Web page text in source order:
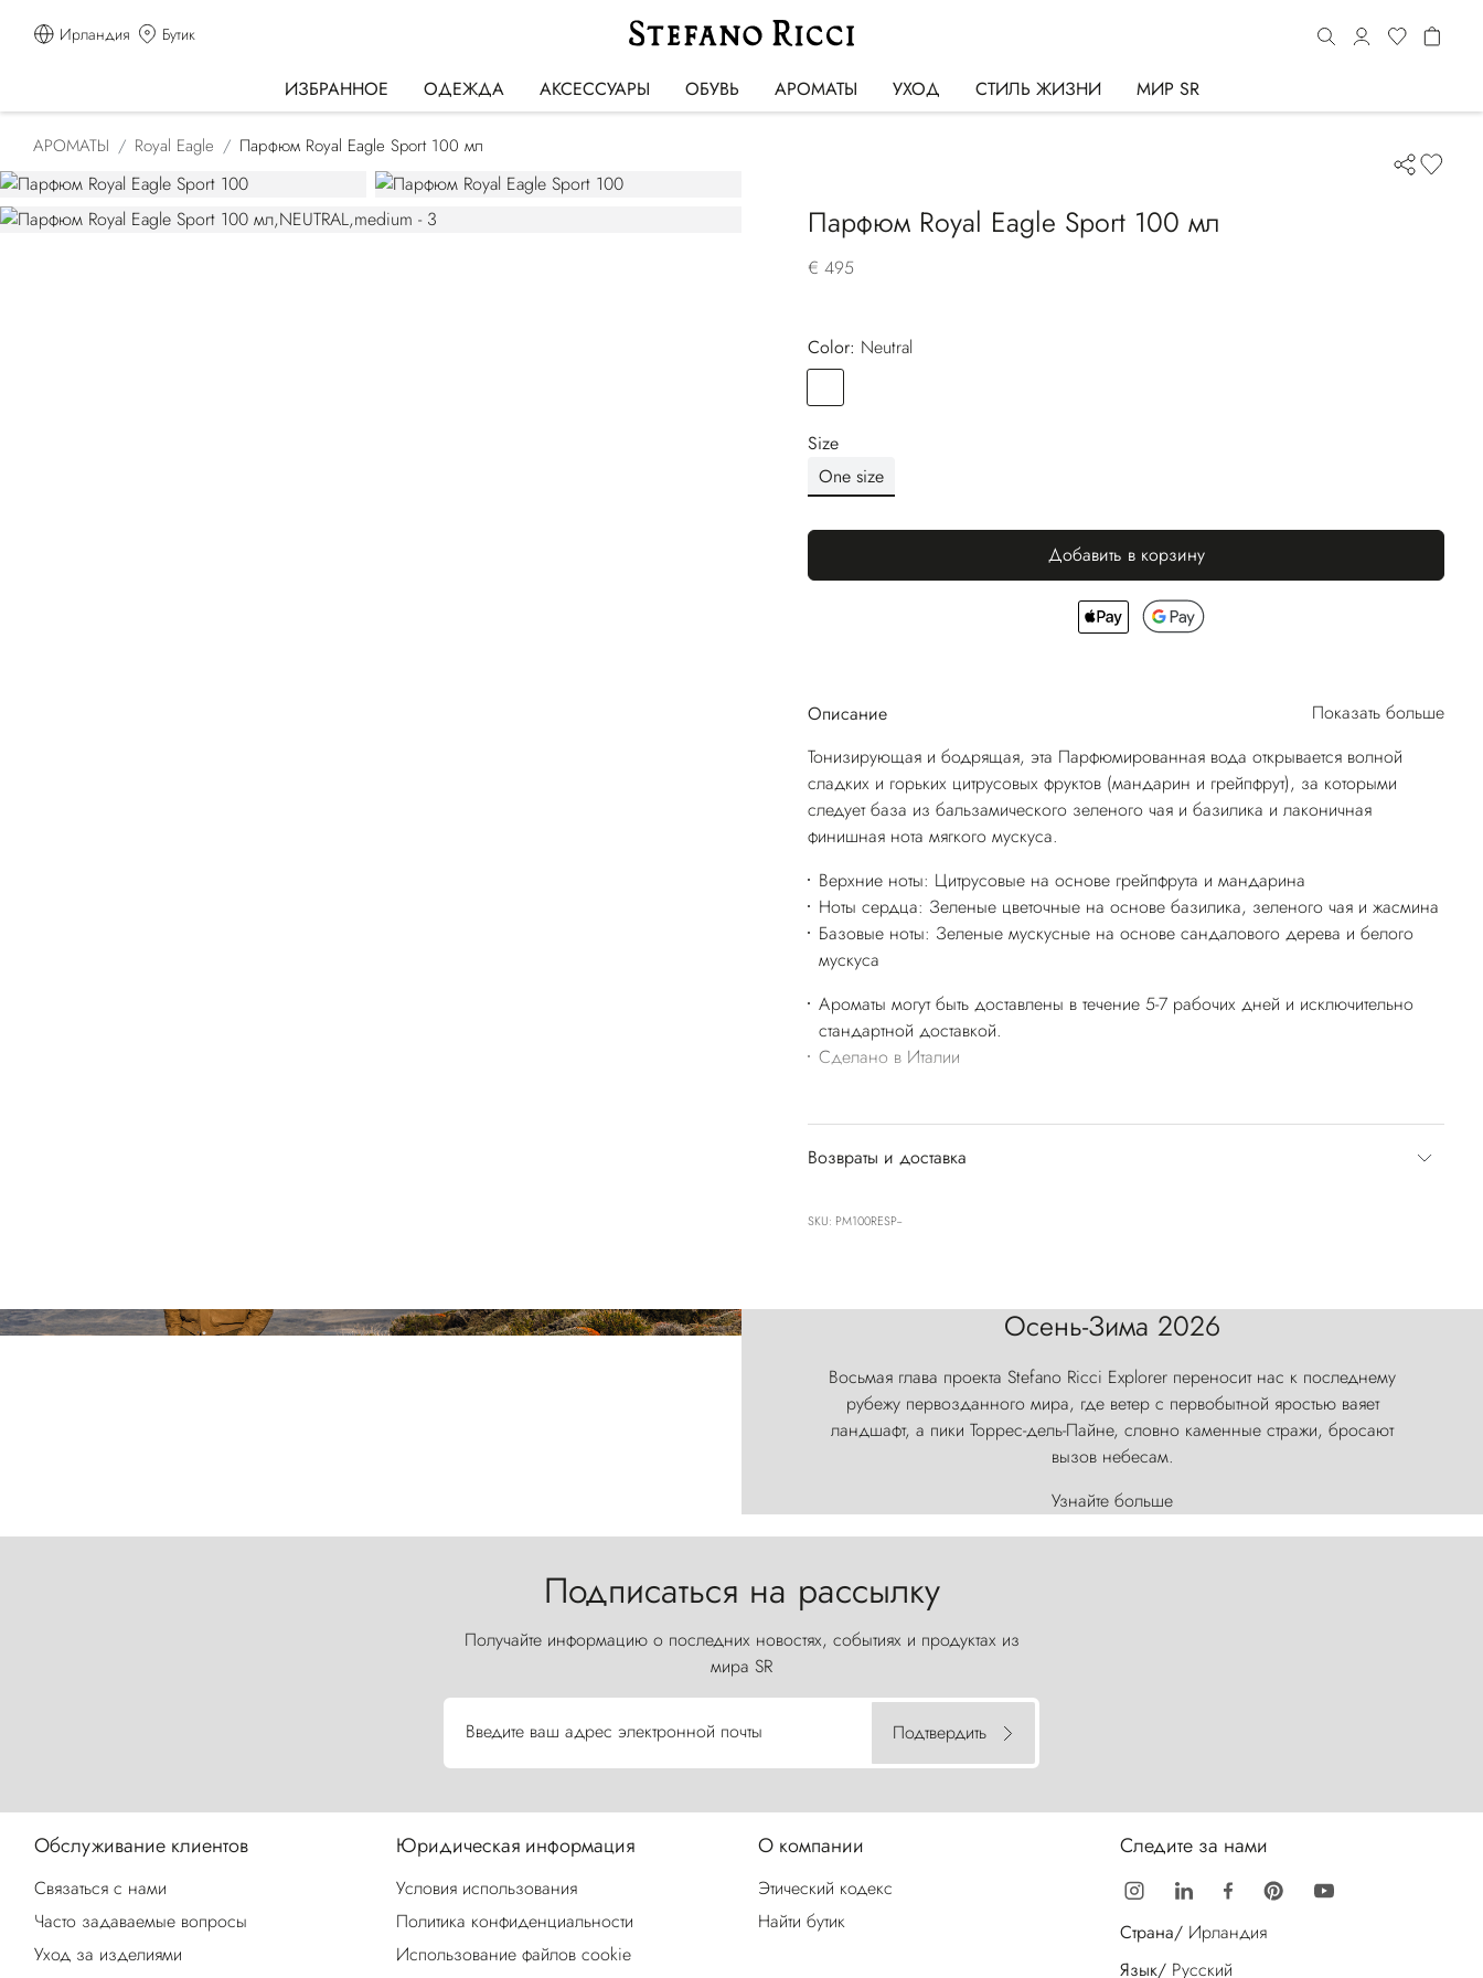
Ирландия Бутик
ИЗБРАННОЕ ОДЕЖДА АКСЕССУАРЫ ОБУВЬ АРОМАТЫ УХОД СТИЛЬ ЖИЗНИ МИР SR
АРОМАТЫ Royal Eagle Парфюм Royal Eagle Sport 100 мл
Парфюм Royal Eagle Sport 100 мл
€ 495
Color:
neutral
Size
One size
Добавить в корзину
Описание
Показать больше
Тонизирующая и бодрящая, эта Парфюмированная вода открывается волной
сладких и горьких цитрусовых фруктов (мандарин и грейпфрут), за которыми
следует база из бальзамического зеленого чая и базилика и лаконичная
финишная нота мягкого мускуса.
Верхние ноты: Цитрусовые на основе грейпфрута и мандарина
Ноты сердца: Зеленые цветочные на основе базилика, зеленого чая и жасмина
Базовые ноты: Зеленые мускусные на основе сандалового дерева и белого
мускуса
Ароматы могут быть доставлены в течение 5-7 рабочих дней и исключительно
стандартной доставкой.
Сделано в Италии
Возвраты и доставка
SKU: PM100RESP--
Осень-Зима 2026
Восьмая глава проекта Stefano Ricci Explorer переносит нас к последнему
рубежу первозданного мира, где ветер с первобытной яростью ваяет
ландшафт, а пики Торрес-дель-Пайне, словно каменные стражи, бросают
вызов небесам.
Узнайте больше
Подписаться на рассылку
Получайте информацию о последних новостях, событиях и продуктах из
мира SR
Введите ваш адрес электронной почты Подтвердить
Обслуживание клиентов
Связаться с нами
Часто задаваемые вопросы
Уход за изделиями
Юридическая информация
Условия использования
Политика конфиденциальности
Использование файлов cookie
О компании
Этический кодекс
Найти бутик
Следите за нами
Страна/ Ирландия
Язык/ Русский